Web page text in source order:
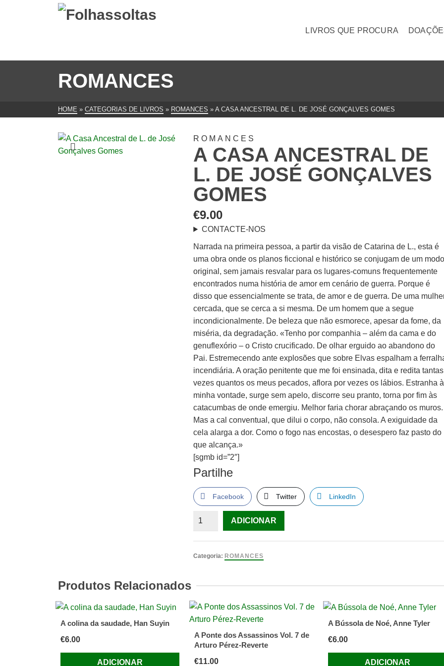
LIVROS QUE PROCURA
ROMANCES
HOME » CATEGORIAS DE LIVROS » ROMANCES » A CASA ANCESTRAL DE L. DE JOSÉ GONÇALVES GOMES
ROMANCES
A CASA ANCESTRAL DE
L. DE JOSÉ GONÇALVES
GOMES
€9.00
CONTACTE-NOS
Narrada na primeira pessoa, a partir da visão de Catarina de L., esta é
uma obra onde os planos ficcional e histórico se conjugam de um modo
original, sem jamais resvalar para os lugares-comuns frequentemente
encontrados numa história de amor em cenário de guerra. Porque é
disso que essencialmente se trata, de amor e de guerra. De uma
cercada, que se cerca a si mesma. De um homem que a segue
incondicionalmente. De beleza que não esmorece, apesar da fome, da
miséria, da degradação. «Tenho por companhia – além da cama e do
genuflexório – o Cristo crucificado. De olhar erguido ao abandono do
Pai. Estremecendo ante explosões que sobre Elvas espalham a
incendiária. A oração penitente que me foi ensinada, dita e redita tantas
vezes quantos os meus pecados, aflora por vezes os lábios. Estranha à
minha vontade, surge sem apelo, discorre seu pranto, torna por fim às
catacumbas de onde emergiu. Melhor faria chorar abraçando os muros.
Mas a cal conventual, que dilui o corpo, não consola. A exiguidade da
cela alarga a dor. Como o fogo nas encostas, o desespero faz pasto do
que alcança.»
[sgmb id=”2″]
Partilhe
Facebook Twitter LinkedIn
Quantidade
Casa
de
José
Gomes
ADICIONAR
Categoria: ROMANCES
Produtos Relacionados
A colina da saudade, Han Suyin
€6.00
ADICIONAR
A Ponte dos Assassinos Vol. 7 de
Arturo Pérez-Reverte
€11.00
A Bússola de Noé, Anne Tyler
€6.00
ADICIONAR